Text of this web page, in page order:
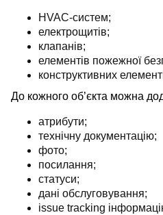
HVAC-систем;
електрощитів;
клапанів;
елементів пожежної
конструктивних
До кожного об’єкта можна
атрибути;
технічну документацію;
фото;
посилання;
статуси;
дані обслуговування;
issue tracking